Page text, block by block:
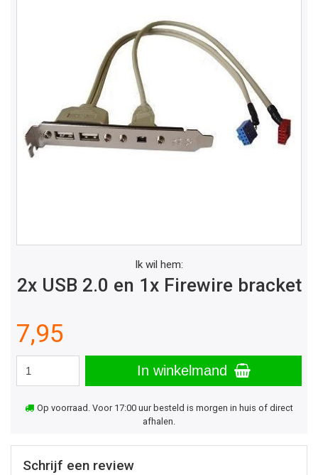
Ik wil hem:
2x USB 2.0 en 1x Firewire bracket
7,95
In winkelmand
Op voorraad. Voor 17:00 uur besteld is morgen in huis of direct
afhalen.
Schrijf een review